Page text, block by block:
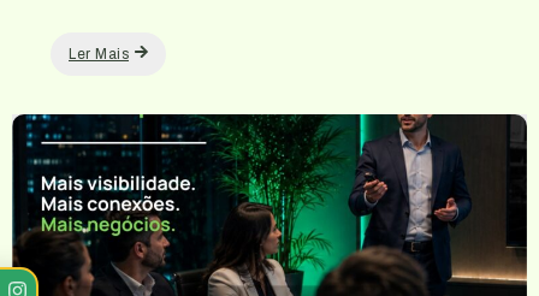
Ler Mais